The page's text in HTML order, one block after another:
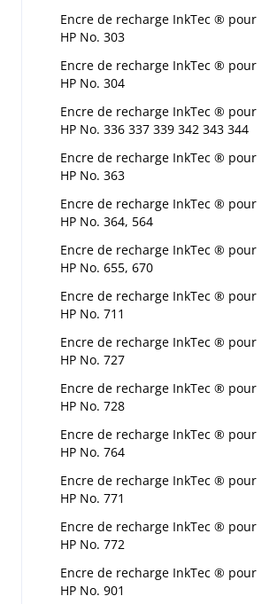
Encre de recharge InkTec ® pour
HP No. 303
Encre de recharge InkTec ® pour
HP No. 304
Encre de recharge InkTec ® pour
HP No. 336 337 339 342 343 344
Encre de recharge InkTec ® pour
HP No. 363
Encre de recharge InkTec ® pour
HP No. 364, 564
Encre de recharge InkTec ® pour
HP No. 655, 670
Encre de recharge InkTec ® pour
HP No. 711
Encre de recharge InkTec ® pour
HP No. 727
Encre de recharge InkTec ® pour
HP No. 728
Encre de recharge InkTec ® pour
HP No. 764
Encre de recharge InkTec ® pour
HP No. 771
Encre de recharge InkTec ® pour
HP No. 772
Encre de recharge InkTec ® pour
HP No. 901